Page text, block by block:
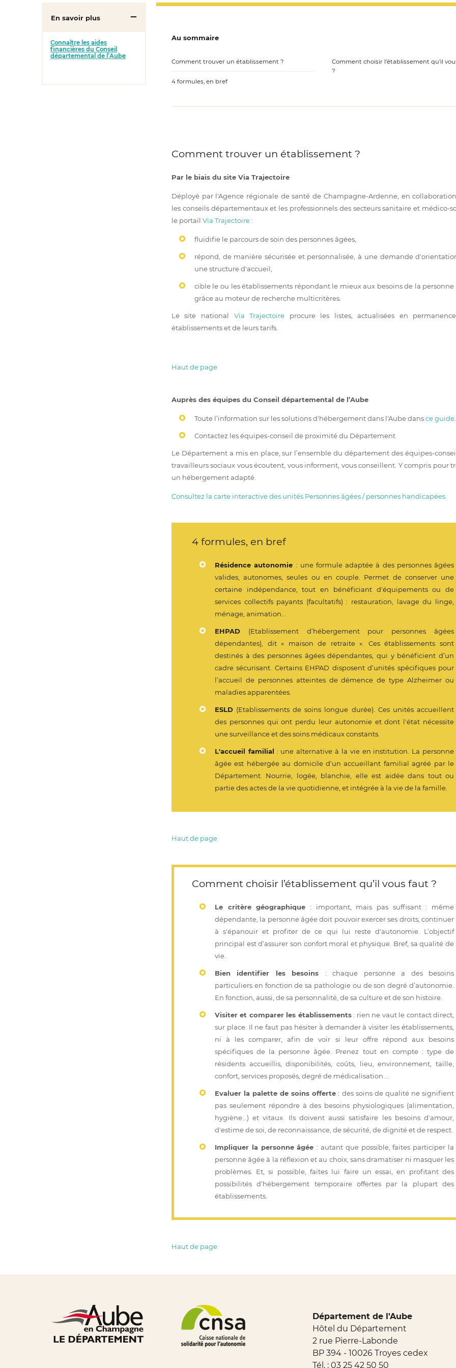
En savoir plus
Connaître les aides
financières du Conseil
départemental de l’Aube
Au sommaire
Comment trouver un établissement ?
4 formules, en bref
Comment choisir l’établissement qu’il
?
Comment trouver un établissement ?
Par le biais du site Via Trajectoire
Déployé par l'Agence régionale de santé de Champagne-Ardenne, en
les conseils départementaux et les professionnels des secteurs sanitaire et médico-
le portail Via Trajectoire:
fluidifie le parcours de soin des personnes âgées,
répond, de manière sécurisée et personnalisée, à une demande
une structure d'accueil,
cible le ou les établissements répondant le mieux aux besoins de la personne
grâce au moteur de recherche multicritères.
Le site national Via Trajectoire procure les listes, actualisées en
établissements et de leurs tarifs.
Haut de page
Auprès des équipes du Conseil départemental de l’Aube
Toute l’information sur les solutions d'hébergement dans l'Aube dansce guide.
Contactez les équipes-conseil de proximité du Département
Le Département a mis en place, sur l’ensemble du département des équipes-
travailleurs sociaux vous écoutent, vous informent, vous conseillent. Y compris pour
un hébergement adapté.
Consultez la carte interactive des unités Personnes âgées / personnes handicapées
4 formules, en bref
Résidence autonomie: une formule adaptée à des personnes âgées
valides, autonomes, seules ou en couple. Permet de conserver une
certaine indépendance, tout en bénéficiant d'équipements ou de
services collectifs payants (facultatifs) : restauration, lavage du linge,
ménage, animation…
EHPAD(Etablissement d’hébergement pour personnes âgées
dépendantes), dit « maison de retraite ». Ces établissements sont
destinés à des personnes âgées dépendantes, qui y bénéficient d’un
cadre sécurisant. Certains EHPAD disposent d’unités spécifiques pour
l’accueil de personnes atteintes de démence de type Alzheimer ou
maladies apparentées.
ESLD(Etablissements de soins longue durée). Ces unités accueillent
des personnes qui ont perdu leur autonomie et dont l'état nécessite
une surveillance et des soins médicaux constants.
L'accueil familial : une alternative à la vie en institution. La personne
âgée est hébergée au domicile d'un accueillant familial agréé par le
Département. Nourrie, logée, blanchie, elle est aidée dans tout ou
partie des actes de la vie quotidienne, et intégrée à la vie de la famille.
Haut de page
Comment choisir l’établissement qu’il vous faut ?
Le critère géographique : important, mais pas suffisant : même
dépendante, la personne âgée doit pouvoir exercer ses droits, continuer
à s'épanouir et profiter de ce qui lui reste d'autonomie. L’objectif
principal est d’assurer son confort moral et physique. Bref, sa qualité de
vie.
Bien identifier les besoins : chaque personne a des besoins
particuliers en fonction de sa pathologie ou de son degré d’autonomie.
En fonction, aussi, de sa personnalité, de sa culture et de son histoire.
Visiter et comparer les établissements: rien ne vaut le contact direct,
sur place. Il ne faut pas hésiter à demander à visiter les établissements,
ni à les comparer, afin de voir si leur offre répond aux besoins
spécifiques de la personne âgée. Prenez tout en compte : type de
résidents accueillis, disponibilités, coûts, lieu, environnement, taille,
confort, services proposés, degré de médicalisation …
Evaluer la palette de soins offerte : des soins de qualité ne signifient
pas seulement répondre à des besoins physiologiques (alimentation,
hygiène...) et vitaux. Ils doivent aussi satisfaire les besoins d'amour,
d'estime de soi, de reconnaissance, de sécurité, de dignité et de respect.
Impliquer la personne âgée : autant que possible, faites participer la
personne âgée à la réflexion et au choix, sans dramatiser ni masquer les
problèmes. Et, si possible, faites lui faire un essai, en profitant des
possibilités d’hébergement temporaire offertes par la plupart des
établissements.
Haut de page
Département de l'Aube
Hôtel du Département
2 rue Pierre-Labonde
BP 394 - 10026 Troyes cedex
Tél. : 03 25 42 50 50